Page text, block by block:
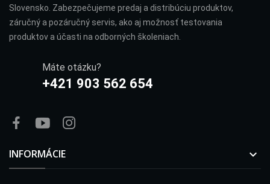
Slovensko. Zabezpečujeme predaj a distribúciu produktov,
záručný a pozáručný servis, ako aj možnosť testovania
produktov a účasti na odborných školeniach.
Máte otázku?
+421 903 562 654
INFORMÁCIE 